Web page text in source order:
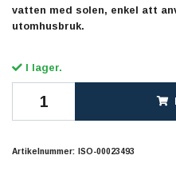
vatten med solen, enkel att
utomhusbruk.
I lager.
Artikelnummer: ISO-00023493